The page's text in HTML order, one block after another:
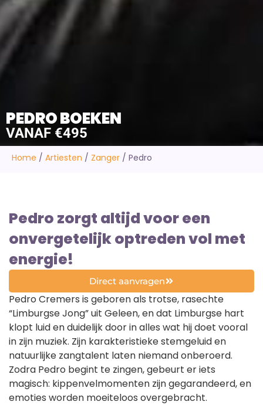
VANAF €495
PEDRO BOEKEN
Home / Artiesten / Zanger / Pedro
Pedro zorgt altijd voor een
onvergetelijk optreden vol met
energie!
Direct aanvragen
Pedro Cremers is geboren als trotse, rasechte
“Limburgse Jong” uit Geleen, en dat Limburgse hart
klopt luid en duidelijk door in alles wat hij doet vooral
in zijn muziek. Zijn karakteristieke stemgeluid en
natuurlijke zangtalent laten niemand onberoerd.
Zodra Pedro begint te zingen, gebeurt er iets
magisch: kippenvelmomenten zijn gegarandeerd, en
emoties worden moeiteloos overgebracht.